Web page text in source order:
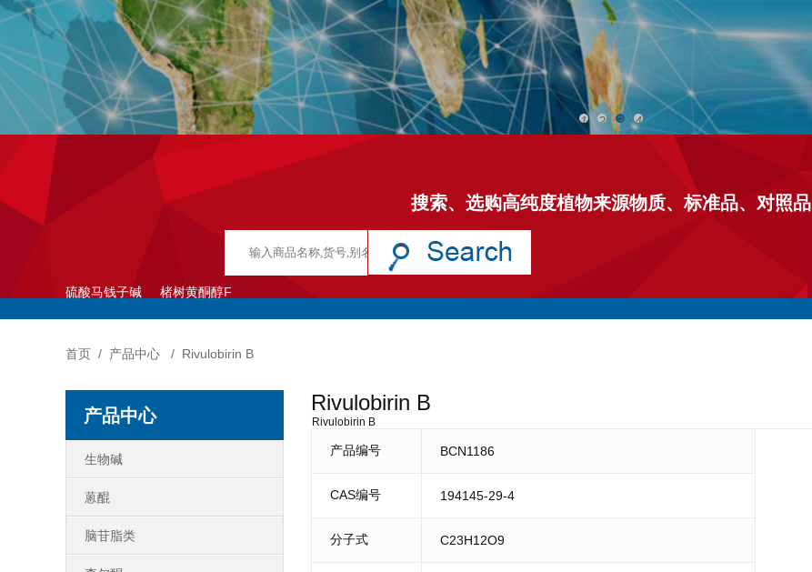
1 2 3 4
搜索、选购高纯度植物来源物质、标准品、对照品
硫酸马钱子碱 楮树黄酮醇F
首页 / 产品中心 / Rivulobirin B
产品中心
生物碱
蒽醌
脑苷脂类
Rivulobirin B
Rivulobirin B
产品编号 BCN1186
CAS编号 194145-29-4
分子式 C23H12O9